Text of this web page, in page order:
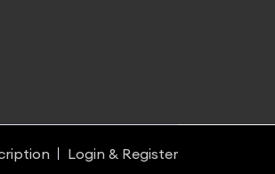
Login & Register